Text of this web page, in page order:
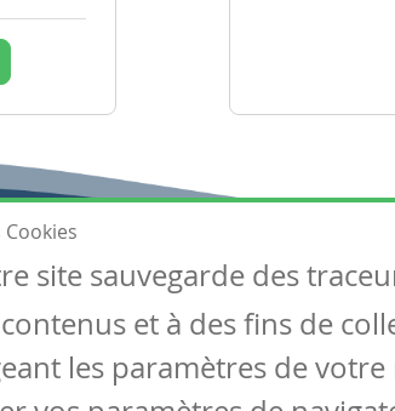
Articles
Tous les articles
Articles DYS
site sauvegarde des
et à des fins de
les paramètres de